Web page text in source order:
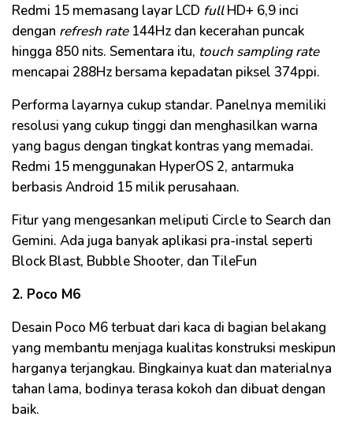
Redmi 15 memasang layar LCD fullHD+ 6,9 inci
dengan refresh rate144Hz dan kecerahan puncak
hingga 850 nits. Sementara itu, touch sampling rate
mencapai 288Hz bersama kepadatan piksel 374ppi.
Performa layarnya cukup standar. Panelnya memiliki
resolusi yang cukup tinggi dan menghasilkan warna
yang bagus dengan tingkat kontras yang memadai.
Redmi 15 menggunakan HyperOS 2, antarmuka
berbasis Android 15 milik perusahaan.
Fitur yang mengesankan meliputi Circle to Search dan
Gemini. Ada juga banyak aplikasi pra-instal seperti
Block Blast, Bubble Shooter, dan TileFun
2. Poco M6
Desain Poco M6 terbuat dari kaca di bagian belakang
yang membantu menjaga kualitas konstruksi meskipun
harganya terjangkau. Bingkainya kuat dan materialnya
tahan lama, bodinya terasa kokoh dan dibuat dengan
baik.